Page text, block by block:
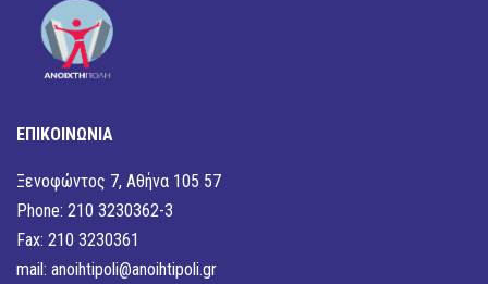
ΕΠΙΚΟΙΝΩΝΙΑ
Ξενοφώντος 7, Αθήνα 105 57
Phone: 210 3230362-3
Fax: 210 3230361
mail: anoihtipoli@anoihtipoli.gr